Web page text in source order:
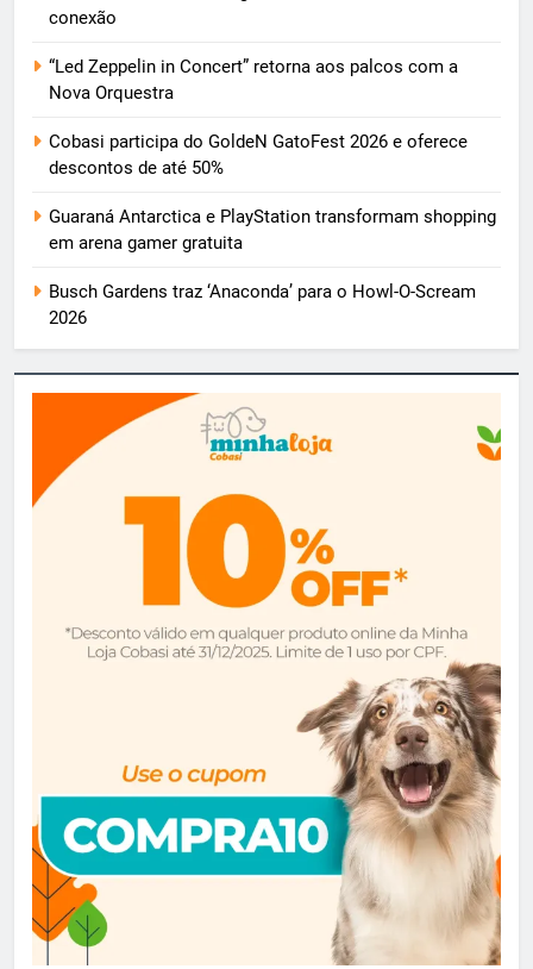
conexão
“Led Zeppelin in Concert” retorna aos palcos com a
Nova Orquestra
Cobasi participa do GoldeN GatoFest 2026 e oferece
descontos de até 50%
Guaraná Antarctica e PlayStation transformam shopping
em arena gamer gratuita
Busch Gardens traz ‘Anaconda’ para o Howl-O-Scream
2026